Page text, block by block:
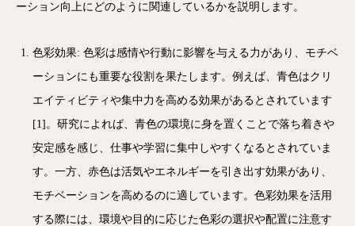
ーション向上にどのように関連しているかを説明します。
色彩効果: 色彩は感情や行動に影響を与える力があり、モチベ
ーションにも重要な役割を果たします。例えば、青色はクリ
エイティビティや集中力を高める効果があるとされています
[1]。研究によれば、青色の環境に身を置くことで落ち着きや
安定感を感じ、仕事や学習に集中しやすくなるとされていま
す。一方、赤色は活気やエネルギーを引き出す効果があり、
モチベーションを高めるのに適しています。色彩効果を活用
する際には、環境や目的に応じた色彩の選択や配置に注意す